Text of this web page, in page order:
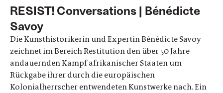
RESIST! Conversations | Bénédicte
Savoy
Die Kunsthistorikerin und Expertin Bénédicte Savoy
zeichnet im Bereich Restitution den über 50 Jahre
andauernden Kampf afrikanischer Staaten um
Rückgabe ihrer durch die europäischen
Kolonialherrscher entwendeten Kunstwerke nach. Ein